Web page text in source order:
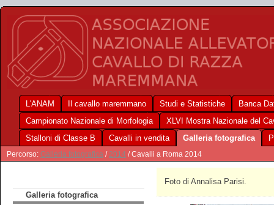
L'ANAM Il cavallo maremmano Studi e Statistiche
Banca
Campionato Nazionale di Morfologia
XLVI Mostra Nazionale del
Stalloni di Classe B
Cavalli in vendita Galleria fotografica
Percorso: Galleria fotografica /2014 / Cavalli a Roma 2014
Galleria fotografica
Foto di Annalisa Parisi.